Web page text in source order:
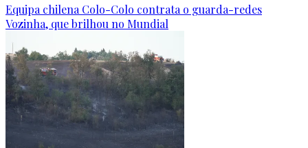
Equipa chilena Colo-Colo contrata o guarda-redes
Vozinha, que brilhou no Mundial